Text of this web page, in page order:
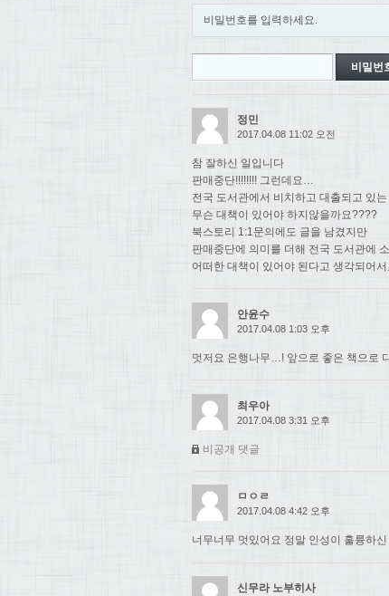
비밀번호를 입력하세요.
정민
2017.04.08 11:02 오전
참 잘하신 일입니다
판매중단!!!!!!!! 그런데요…
전국 도서관에서 비치하고 대출되고 있
무슨 대책이 있어야 하지않을까요????
북스토리 1:1문의에도 글을 남겼지만
판매중단에 의미를 더해 전국 도서관에
어떠한 대책이 있어야 된다고 생각되어서
안윤수
2017.04.08 1:03 오후
멋저요 은행나무…! 앞으로 좋은 책으로
최우아
2017.04.08 3:31 오후
비공개 댓글
ㅁㅇㄹ
2017.04.08 4:42 오후
너무너무 멋있어요 정말 인성이 훌륭하신
신무라 노부히사